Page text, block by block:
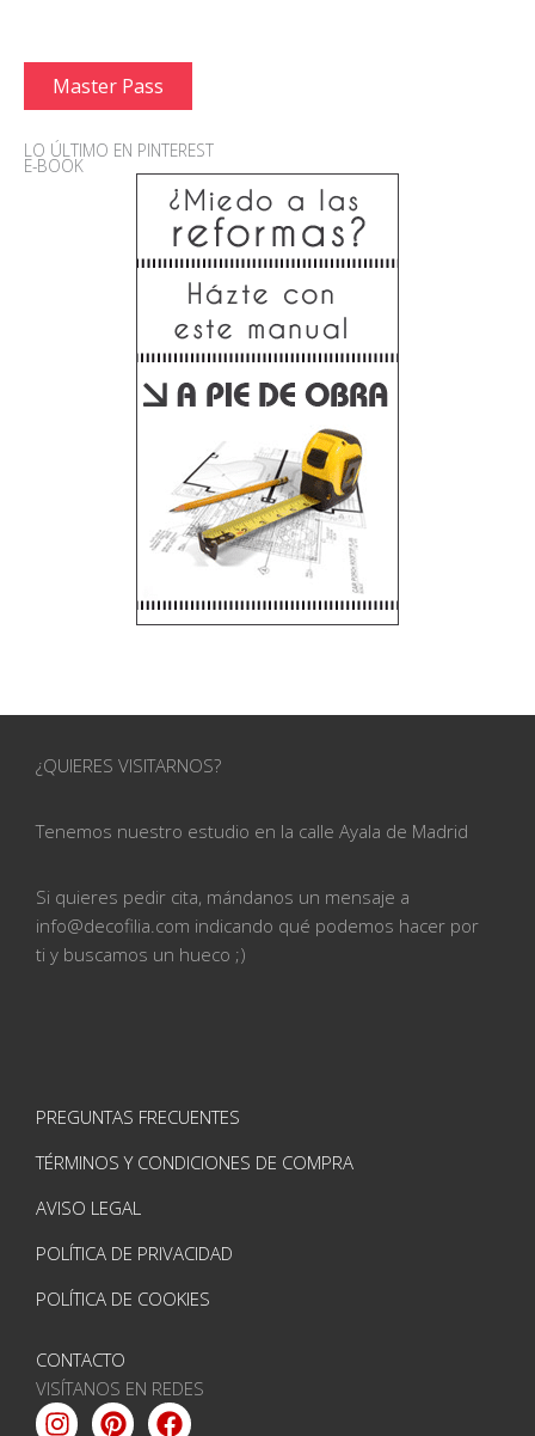
Master Pass
LO ÚLTIMO EN PINTEREST
E-BOOK
¿QUIERES VISITARNOS?
Tenemos nuestro estudio en la calle Ayala de Madrid
Si quieres pedir cita, mándanos un mensaje a
info@decofilia.com indicando qué podemos hacer por
ti y buscamos un hueco ;)
PREGUNTAS FRECUENTES
TÉRMINOS Y CONDICIONES DE COMPRA
AVISO LEGAL
POLÍTICA DE PRIVACIDAD
POLÍTICA DE COOKIES
CONTACTO
VISÍTANOS EN REDES
Instagram
PinterestFacebook